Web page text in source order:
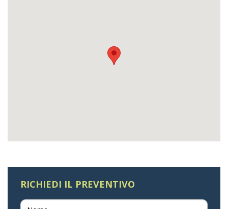
RICHIEDI IL PREVENTIVO